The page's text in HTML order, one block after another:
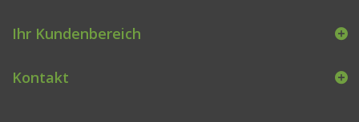
Ihr Kundenbereich
Kontakt